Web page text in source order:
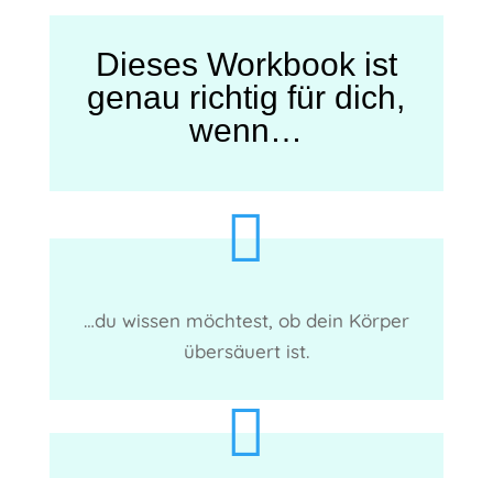
Dieses Workbook ist
genau richtig für dich,
wenn…

…du wissen möchtest, ob dein Körper
übersäuert ist.
